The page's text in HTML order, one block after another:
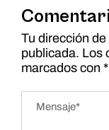
Tu dirección
publicada. Los
marcados con *